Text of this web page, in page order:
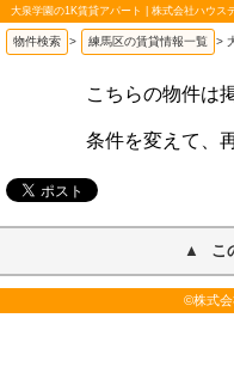
大泉学園の1K賃貸アパート | 株式会社ハウス
物件検索 > 練馬区の賃貸情報一覧 >
こちらの物件は
条件を変えて、
こ
©株式会